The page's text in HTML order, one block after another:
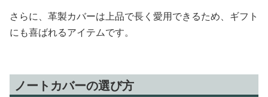
さらに、革製カバーは上品で長く愛用できるため、ギフト
にも喜ばれるアイテムです。
ノートカバーの選び方